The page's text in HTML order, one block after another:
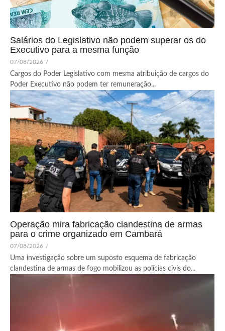
Salários do Legislativo não podem superar os do
Executivo para a mesma função
07/08/2026 /
Cargos do Poder Legislativo com mesma atribuição de cargos do
Poder Executivo não podem ter remuneração...
Operação mira fabricação clandestina de armas
para o crime organizado em Cambará
07/08/2026 /
Uma investigação sobre um suposto esquema de fabricação
clandestina de armas de fogo mobilizou as polícias civis do...